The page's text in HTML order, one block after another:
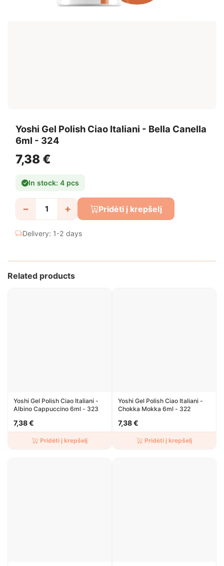
Yoshi Gel Polish Ciao Italiani - Bella Canella
6ml - 324
7,38 €
In stock: 4 pcs
− + Pridėti į krepšelį
Delivery: 1-2 days
Related products
Yoshi Gel Polish Ciao Italiani -
Albino Cappuccino 6ml - 323
7,38 €
Pridėti į krepšelį
Yoshi Gel Polish Ciao Italiani -
Chokka Mokka 6ml - 322
7,38 €
Pridėti į krepšelį